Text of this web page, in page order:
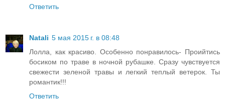
Ответить
Natali 5 мая 2015 г. в 08:48
Лолла, как красиво. Особенно понравилось- Проийтись
босиком по траве в ночной рубашке. Сразу чувствуется
свежести зеленой травы и легкий теплый ветерок. Ты
романтик!!!
Ответить